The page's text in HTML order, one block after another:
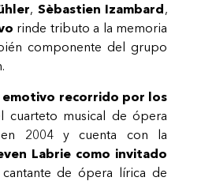
, Sèbastien Izambard,
rinde tributo a la memoria
componente del grupo
emotivo recorrido por los
cuarteto musical de ópera
2004 y cuenta con la
Labrie como invitado
de ópera lírica de